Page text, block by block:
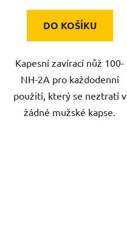
DO KOŠÍKU
Kapesní zavírací nůž 100-
NH-2A pro každodenní
použití, který se neztratí v
žádné mužské kapse.